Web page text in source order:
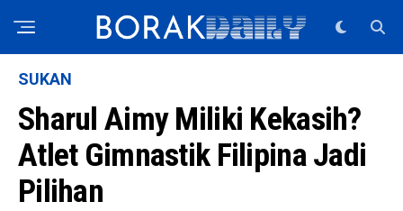
SUKAN
Sharul Aimy Miliki Kekasih?
Atlet Gimnastik Filipina Jadi
Pilihan